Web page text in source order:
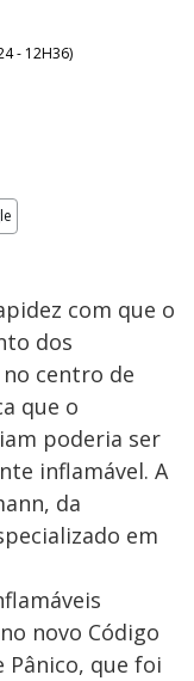
- 12H36)
com que o
dos
centro de
que o
poderia ser
inflamável. A
da
em
novo Código
Pânico, que foi